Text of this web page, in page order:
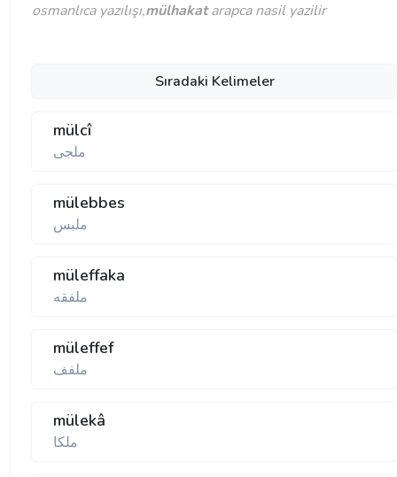
osmanlıca yazılışı,mülhakatarapca nasil yazilir
Sıradaki Kelimeler
mülcî
ملجی
mülebbes
ملبس
müleffaka
ملفقه
müleffef
ملفف
mülekâ
ملكا